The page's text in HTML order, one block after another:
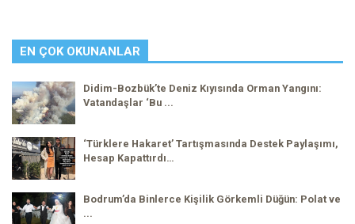
EN ÇOK OKUNANLAR
Didim-Bozbük’te Deniz Kıyısında Orman Yangını:
Vatandaşlar ‘Bu ...
‘Türklere Hakaret’ Tartışmasında Destek Paylaşımı,
Hesap Kapattırdı…
Bodrum’da Binlerce Kişilik Görkemli Düğün: Polat ve
...